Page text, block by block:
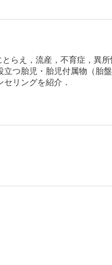
らえ，流産，不育症，異
つ胎児・胎児付属物（胎
リングを紹介．